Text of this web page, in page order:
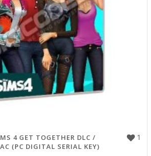
1
4 GET TOGETHER DLC /
(PC DIGITAL SERIAL KEY)